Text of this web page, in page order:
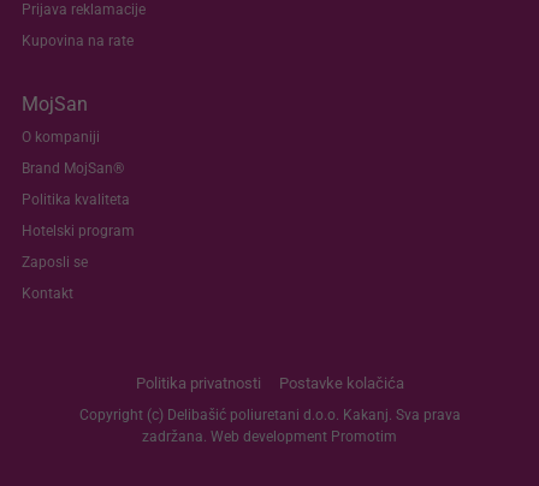
Prijava reklamacije
Kupovina na rate
MojSan
O kompaniji
Brand MojSan®
Politika kvaliteta
Hotelski program
Zaposli se
Kontakt
Politika privatnosti Postavke kolačića
Copyright (c) Delibašić poliuretani d.o.o. Kakanj. Sva prava
zadržana. Web development Promotim